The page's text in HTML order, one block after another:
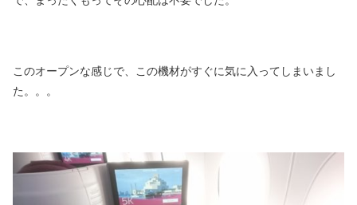
このオープンな感じで、この機材がすぐに気に入ってしまいまし
た。。。